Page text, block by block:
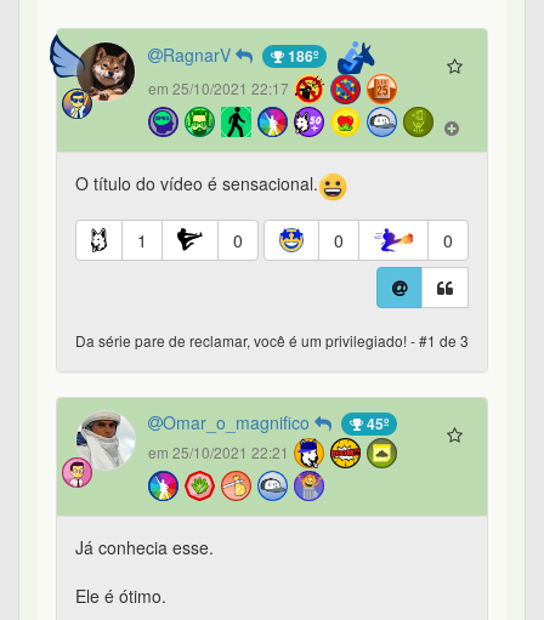
RagnarV 186º
em 25/10/2021 22:17
O título do vídeo é sensacional.
1 0 0 0
Da série pare de reclamar, você é um privilegiado! - #1 de 3
Omar_o_magnifico 45º
em 25/10/2021 22:21
Já conhecia esse.
Ele é ótimo.